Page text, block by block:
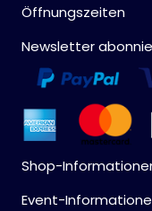
Öffnungszeiten
Newsletter
Shop-
Event-